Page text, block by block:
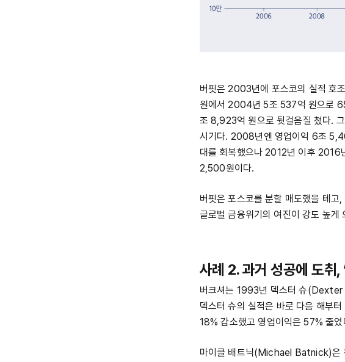
버핏은 2003년에 포스코의 실적 호
원에서 2004년 5조 537억 원으로
조 8,923억 원으로 뒷걸음질 쳤다.
시기다. 2008년엔 영업이익 6조
대를 회복했으나 2012년 이후
2,500원이다.
버핏은 포스코를 분할 매도했을 테
글로벌 금융위기의 여진이 강도 높게
사례 2. 과거 성공에 도취,
버크셔는 1993년 덱스터 슈
덱스터 슈의 실적은 바로 다음 해부
18% 감소했고 영업이익은 57% 줄었
마이클 배트닉(Michael Batnick)은